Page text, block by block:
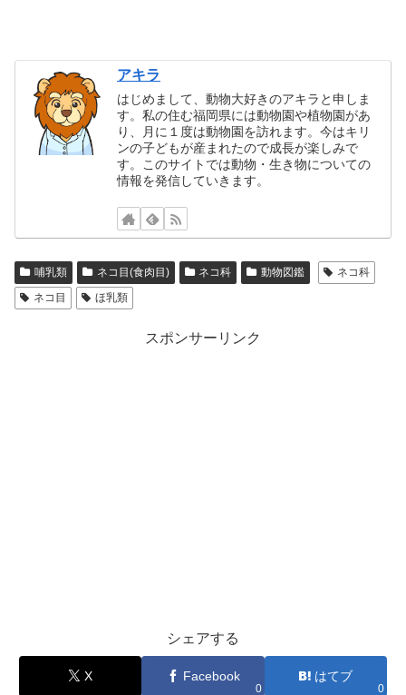
アキラ
はじめまして、動物大好きのアキラと申しま
す。私の住む福岡県には動物園や植物園があ
り、月に１度は動物園を訪れます。今はキリ
ンの子どもが産まれたので成長が楽しみで
す。このサイトでは動物・生き物についての
情報を発信していきます。
哺乳類 ネコ目(食肉目) ネコ科 動物図鑑
ネコ科
ネコ目
ほ乳類
スポンサーリンク
シェアする
X Facebook
0
はてブ
0